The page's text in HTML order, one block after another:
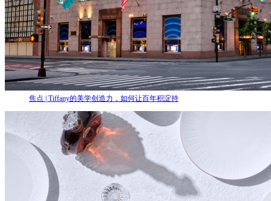
焦点 | Tiffany的美学创造力，如何让百年积淀持